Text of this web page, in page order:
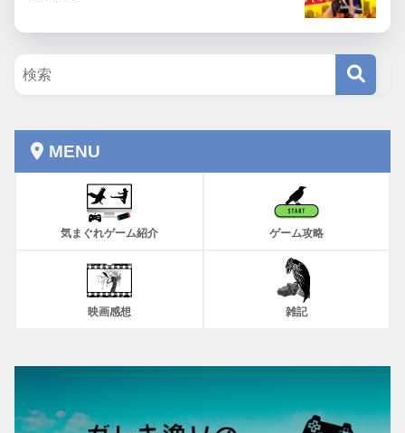
MENU
気まぐれゲーム紹介 ゲーム攻略
映画感想 雑記